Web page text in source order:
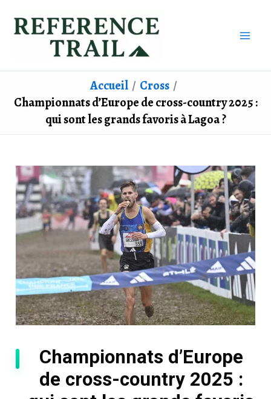
Accueil
Cross
Championnats d’Europe de cross-country 2025 :
qui sont les grands favoris à Lagoa ?
Championnats d’Europe
de cross-country 2025 :